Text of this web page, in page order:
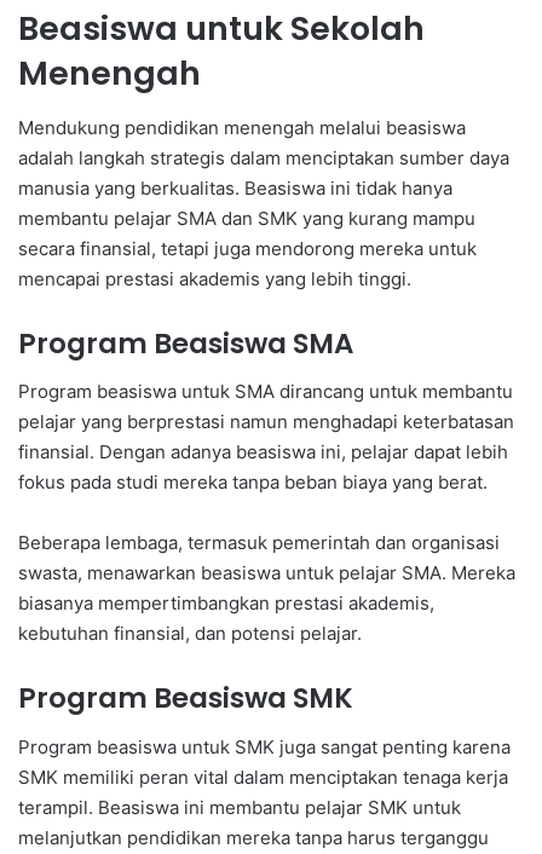
Beasiswa untuk Sekolah
Menengah
Mendukung pendidikan menengah melalui beasiswa
adalah langkah strategis dalam menciptakan sumber daya
manusia yang berkualitas. Beasiswa ini tidak hanya
membantu pelajar SMA dan SMK yang kurang mampu
secara finansial, tetapi juga mendorong mereka untuk
mencapai prestasi akademis yang lebih tinggi.
Program Beasiswa SMA
Program beasiswa untuk SMA dirancang untuk membantu
pelajar yang berprestasi namun menghadapi keterbatasan
finansial. Dengan adanya beasiswa ini, pelajar dapat lebih
fokus pada studi mereka tanpa beban biaya yang berat.
Beberapa lembaga, termasuk pemerintah dan organisasi
swasta, menawarkan beasiswa untuk pelajar SMA. Mereka
biasanya mempertimbangkan prestasi akademis,
kebutuhan finansial, dan potensi pelajar.
Program Beasiswa SMK
Program beasiswa untuk SMK juga sangat penting karena
SMK memiliki peran vital dalam menciptakan tenaga kerja
terampil. Beasiswa ini membantu pelajar SMK untuk
melanjutkan pendidikan mereka tanpa harus terganggu